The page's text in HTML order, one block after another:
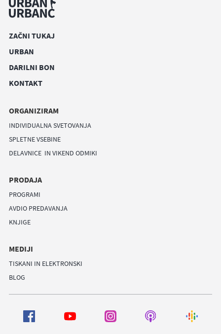
ZAČNI TUKAJ
URBAN
DARILNI BON
KONTAKT
ORGANIZIRAM
INDIVIDUALNA SVETOVANJA
SPLETNE VSEBINE
DELAVNICE IN VIKEND ODMIKI
PRODAJA
PROGRAMI
AVDIO PREDAVANJA
KNJIGE
MEDIJI
TISKANI IN ELEKTRONSKI
BLOG